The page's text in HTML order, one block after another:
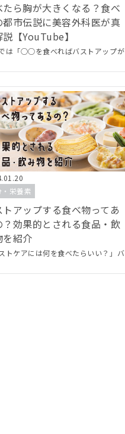
たら胸が大きくなる？食べ
都市伝説に美容外科医が真
【YouTube】
は「○○を食べればバストアップが
・栄養素
トアップする食べ物ってあ
？効果的とされる食品・飲
を紹介
ストケアには何を食べたらいい？」バ